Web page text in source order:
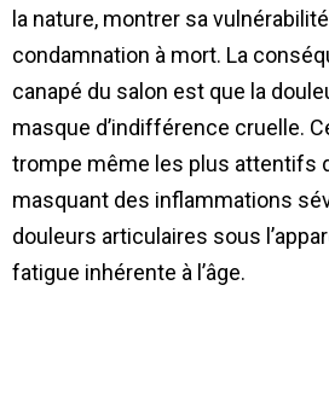
la nature, montrer sa
condamnation à mort. La
canapé du salon est que la
masque d’indifférence cruelle.
trompe même les plus attentifs
masquant des inflammations
douleurs articulaires sous
fatigue inhérente à l’âge.